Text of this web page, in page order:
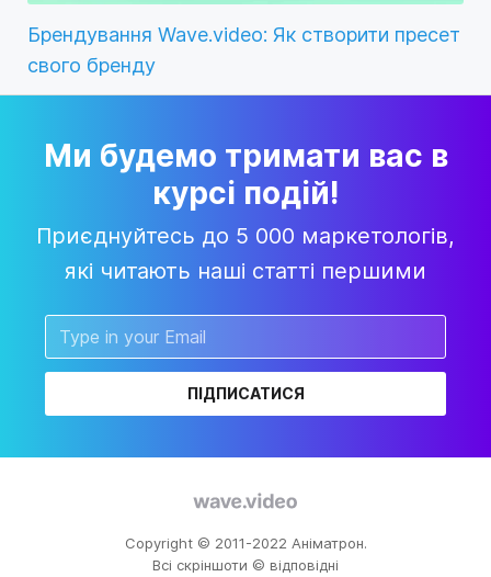
Брендування Wave.video: Як створити пресет
свого бренду
Ми будемо тримати вас в
курсі подій!
Приєднуйтесь до 5 000 маркетологів,
які читають наші статті першими
ПІДПИСАТИСЯ
Copyright © 2011-2022 Аніматрон.
Всі скріншоти © відповідні